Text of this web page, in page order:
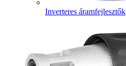
Inverteres áramfejlesztők